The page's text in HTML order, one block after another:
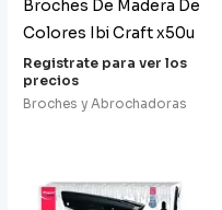
Broches De Madera De
Colores Ibi Craft x50u
Registrate para ver los
precios
Broches y Abrochadoras